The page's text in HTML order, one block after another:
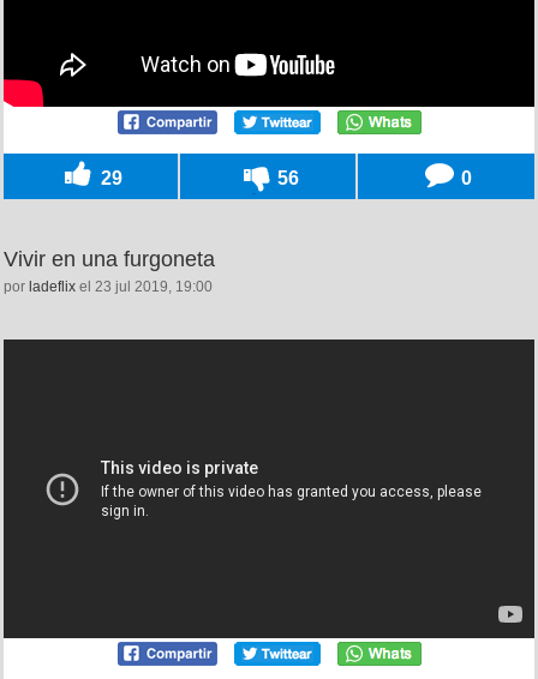
29 56 0
Vivir en una furgoneta
por ladeflix el 23 jul 2019, 19:00